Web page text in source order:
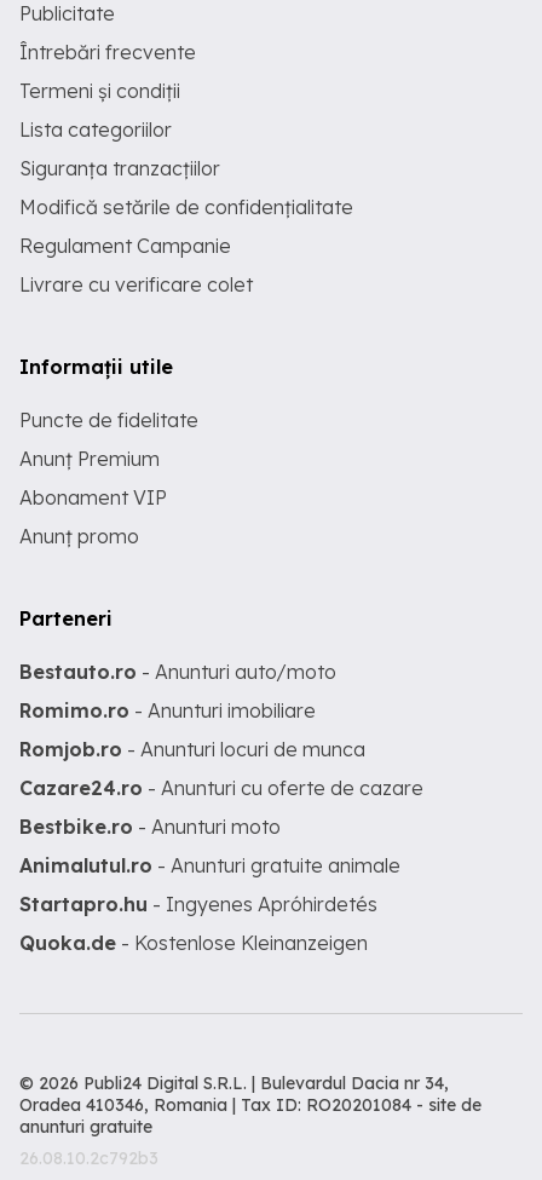
Publicitate
Întrebări frecvente
Termeni și condiții
Lista categoriilor
Siguranța tranzacțiilor
Modifică setările de confidențialitate
Regulament Campanie
Livrare cu verificare colet
Informații utile
Puncte de fidelitate
Anunț Premium
Abonament VIP
Anunț promo
Parteneri
Bestauto.ro - Anunturi auto/moto
Romimo.ro - Anunturi imobiliare
Romjob.ro - Anunturi locuri de munca
Cazare24.ro - Anunturi cu oferte de cazare
Bestbike.ro - Anunturi moto
Animalutul.ro - Anunturi gratuite animale
Startapro.hu - Ingyenes Apróhirdetés
Quoka.de - Kostenlose Kleinanzeigen
© 2026 Publi24 Digital S.R.L. | Bulevardul Dacia nr 34,
Oradea 410346, Romania | Tax ID: RO20201084 - site de
anunturi gratuite
26.08.10.2c792b3